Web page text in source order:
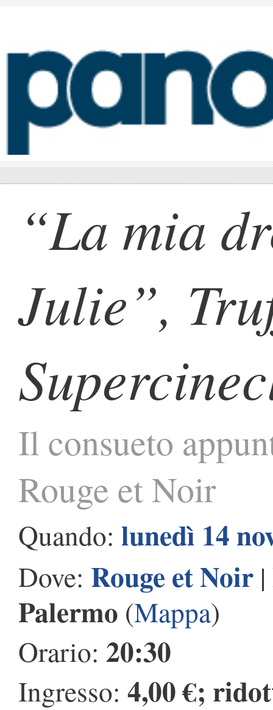
“La mia
Julie”,
Il consueto
Rouge et Noir
Quando: lunedì 14
Dove: Rouge et Noir |
Palermo (Mappa)
Orario: 20:30
Ingresso: 4,00 €;